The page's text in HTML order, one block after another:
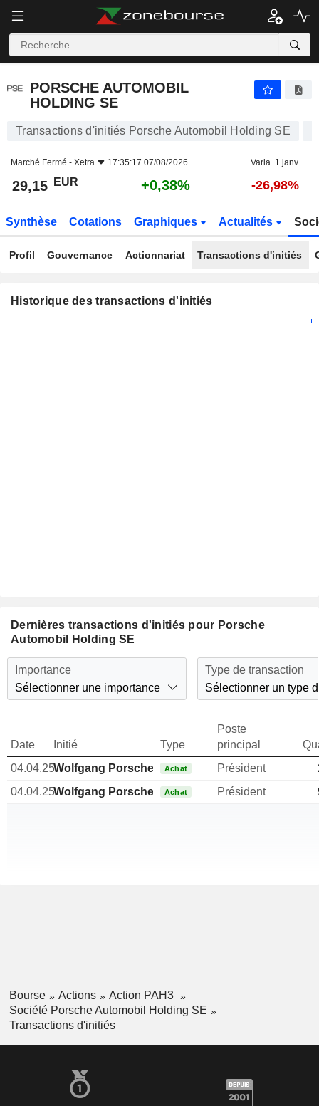
PORSCHE AUTOMOBIL HOLDING SE
PORSCHE AUTOMOBIL
HOLDING SE
Transactions d'initiés Porsche Automobil Holding SE
Marché Fermé - Xetra 17:35:17 07/08/2026 Varia. 1 janv.
29,15 EUR +0,38% -26,98%
Synthèse Cotations Graphiques Actualités
Profil Gouvernance Actionnariat Transactions d'initiés
Historique des transactions d'initiés
Dernières transactions d'initiés pour Porsche
Automobil Holding SE
Importance
Sélectionner une importance
Type de transaction
Sélectionner un type
Date Initié Type
Poste
principal
04.04.25Wolfgang Porsche Achat Président
04.04.25Wolfgang Porsche Achat Président
Bourse Actions
Action PAH3
Société Porsche Automobil Holding SE
Transactions d'initiés